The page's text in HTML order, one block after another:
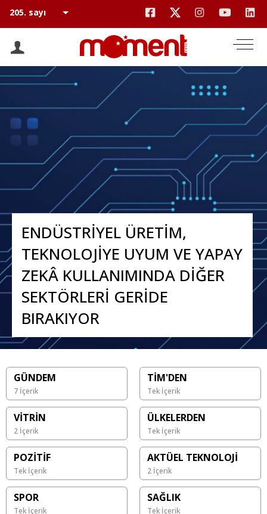
ENDÜSTRİYEL ÜRETİM,
TEKNOLOJİYE UYUM VE YAPAY
ZEKÂ KULLANIMINDA DİĞER
SEKTÖRLERİ GERİDE
BIRAKIYOR
GÜNDEM
7 İçerik
TİM'DEN
Tek İçerik
VİTRİN
2 İçerik
ÜLKELERDEN
Tek İçerik
POZİTİF
Tek İçerik
AKTÜEL TEKNOLOJİ
2 İçerik
SPOR
Tek İçerik
SAĞLIK
Tek İçerik